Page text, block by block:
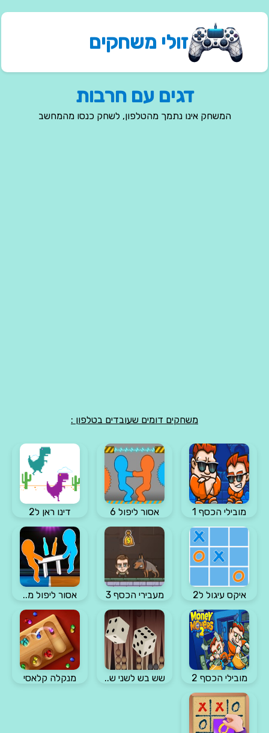
זולי משחקים
דגים עם חרבות
המשחק אינו נתמך מהטלפון, לשחק כנסו מהמחשב
משחקים דומים שעובדים בטלפון :
מובילי הכסף 1 אסור ליפול 6 דינו ראן ל2
איקס עיגול ל2 מעבירי הכסף 3 אסור ליפול מ..
מובילי הכסף 2 שש בש לשני ש.. מנקלה קלאסי